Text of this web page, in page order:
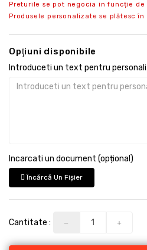
Preturile se pot negocia in funcție de
Produsele personalizate se plătesc în
Opţiuni disponibile
Introduceti un text pentru
Incarcati un document (opțional)
Încărcă Un Fişier
Cantitate :